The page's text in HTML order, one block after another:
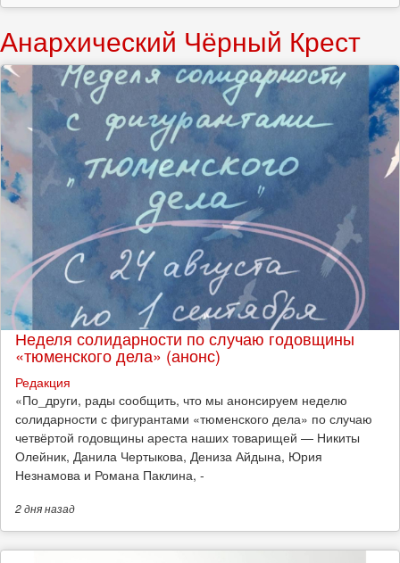
Анархический Чёрный Крест
Неделя солидарности по случаю годовщины
«тюменского дела» (анонс)
Редакция
​«По_други, рады сообщить, что мы анонсируем неделю
солидарности с фигурантами «тюменского дела» по случаю
четвёртой годовщины ареста наших товарищей — Никиты
Олейник, Данила Чертыкова, Дениза Айдына, Юрия
Незнамова и Романа Паклина, -
2 дняназад